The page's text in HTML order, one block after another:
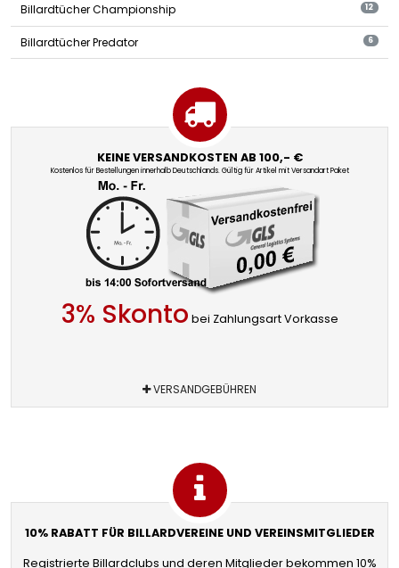
Billardtücher Championship 12
Billardtücher Predator 6
KEINE VERSANDKOSTEN AB 100,- €
Kostenlos für Bestellungen innerhalb Deutschlands. Gültig für Artikel mit Versandart Paket
3% Skonto bei Zahlungsart Vorkasse
VERSANDGEBÜHREN
10% RABATT FÜR BILLARDVEREINE UND VEREINSMITGLIEDER
Registrierte Billardclubs und deren Mitglieder bekommen 10%